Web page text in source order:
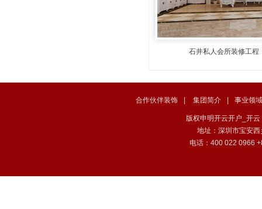
石井私人会所装修工程
合作伙伴装饰 | 集团简介 | 事业领域
版权申明开云开户_开
地址：深圳市宝安
电话：400 022 0966